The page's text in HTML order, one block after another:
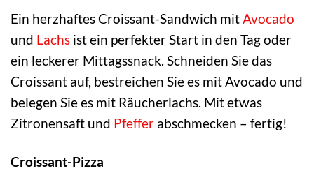
Ein herzhaftes Croissant-Sandwich mitAvocado
und Lachs ist ein perfekter Start in den Tag oder
ein leckerer Mittagssnack. Schneiden Sie das
Croissant auf, bestreichen Sie es mit Avocado und
belegen Sie es mit Räucherlachs. Mit etwas
Zitronensaft und Pfeffer abschmecken – fertig!
Croissant-Pizza